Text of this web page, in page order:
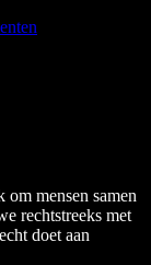
mensen samen
rechtstreeks met
doet aan